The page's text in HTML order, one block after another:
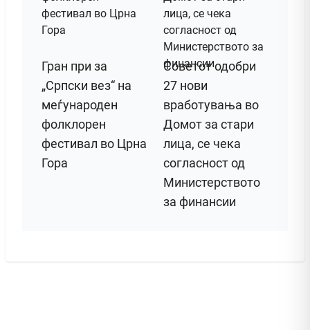
Гран при за
„Српски вез“ на
меѓународен
фолклорен
фестивал во Црна
Гора
Советот одобри
27 нови
вработувања во
Домот за стари
лица, се чека
согласност од
Министерството
за финансии